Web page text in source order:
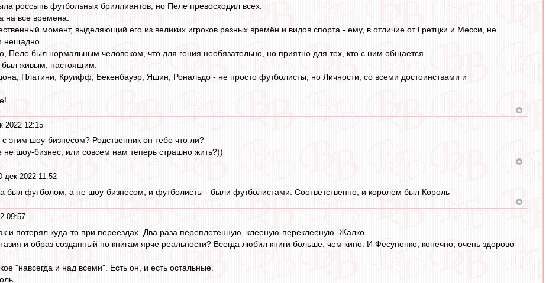
россыпь футбольных бриллиантов, но Пеле превосходил всех.
на все времена.
момент, выделяющий его из великих игроков разных времён и видов спорта - ему, в отличие от Гретцки и Месси, не
нещадно.
Пеле был нормальным человеком, что для гения необязательно, но приятно для тех, кто с ним общается.
живым, настоящим.
Платини, Круифф, Бекенбауэр, Яшин, Рональдо - не просто футболисты, но Личности, со всеми достоинствами и
2022 12:15
этим шоу-бизнесом? Родственник он тебе что ли?
не шоу-бизнес, или совсем нам теперь страшно жить?))
дек 2022 11:52
был футболом, а не шоу-бизнесом, и футболисты - были футболистами. Соответственно, и королем был Король
09:57
и потерял куда-то при переездах. Два раза переплетенную, клееную-переклееную. Жалко.
и образ созданный по книгам ярче реальности? Всегда любил книги больше, чем кино. И Фесуненко, конечно, очень здорово
"навсегда и над всеми". Есть он, и есть остальные.